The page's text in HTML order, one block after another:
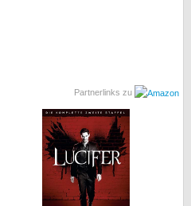
Partnerlinks zu